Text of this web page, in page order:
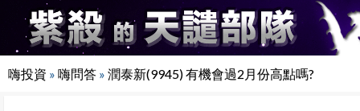
嗨投資 » 嗨問答 » 潤泰新(9945) 有機會過2月份高點嗎?